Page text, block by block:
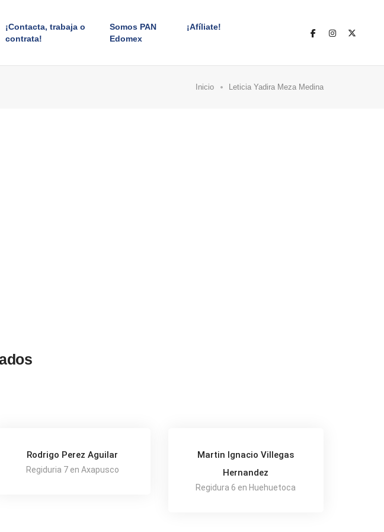
¡Contacta, trabaja o
contrata!
Somos PAN
Edomex
¡Afíliate!
Inicio Leticia Yadira Meza Medina
Rodrigo Perez Aguilar
Regiduria 7 en Axapusco
Martin Ignacio Villegas
Hernandez
Regidura 6 en Huehuetoca